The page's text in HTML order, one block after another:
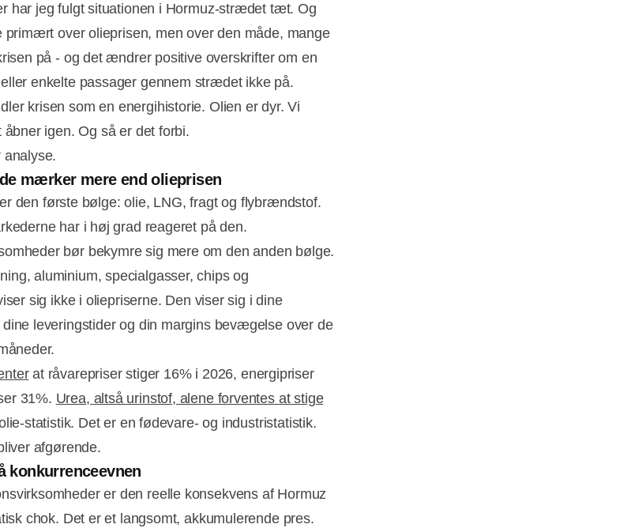
har jeg fulgt situationen i Hormuz-strædet tæt. Og
primært over olieprisen, men over den måde, mange
på - og det ændrer positive overskrifter om en
enkelte passager gennem strædet ikke på.
krisen som en energihistorie. Olien er dyr. Vi
igen. Og så er det forbi.
mærker mere end olieprisen
den første bølge: olie, LNG, fragt og flybrændstof.
har i høj grad reageret på den.
bør bekymre sig mere om den anden bølge.
aluminium, specialgasser, chips og
sig ikke i oliepriserne. Den viser sig i dine
leveringstider og din margins bevægelse over de
at råvarepriser stiger 16% i 2026, energipriser
31%. Urea, altså urinstof, alene forventes at stige
statistik. Det er en fødevare- og industristatistik.
afgørende.
konkurrenceevnen
er den reelle konsekvens af Hormuz
chok. Det er et langsomt, akkumulerende pres.